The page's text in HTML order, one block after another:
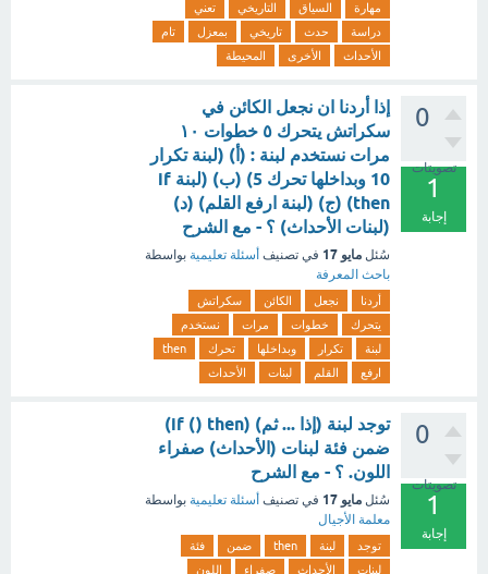
مهارة السياق التاريخي
تعني
دراسة
حدث تاريخي بمعزل
تام
الأحداث
الأخرى المحيطة
0
تصويتات
1
إجابة
إذا أردنا ان نجعل الكائن في
سكراتش يتحرك ٥ خطوات ۱۰
مرات نستخدم لبنة : (أ) (لبنة تكرار
10 وبداخلها تحرك 5) (ب) (لبنة if
then) (ج) (لبنة ارفع القلم) (د)
(لبنات الأحداث) ؟ - مع الشرح
سُئل مايو 17 في تصنيف أسئلة تعليمية بواسطة
باحث المعرفة
أردنا نجعل الكائن
سكراتش
يتحرك
خطوات مرات
نستخدم
لبنة
تكرار وبداخلها تحرك
then
ارفع
القلم لبنات الأحداث
0
تصويتات
1
إجابة
توجد لبنة (إذا ... ثم) (if () then)
ضمن فئة لبنات (الأحداث) صفراء
اللون. ؟ - مع الشرح
سُئل مايو 17 في تصنيف أسئلة تعليمية بواسطة
معلمة الأجيال
توجد لبنة then ضمن
فئة
لبنات
الأحداث صفراء اللون